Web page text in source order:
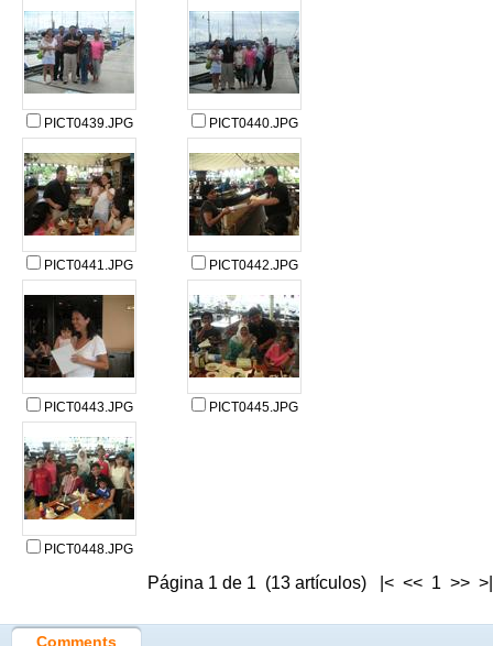
PICT0439.JPG PICT0440.JPG
PICT0441.JPG PICT0442.JPG
PICT0443.JPG PICT0445.JPG
PICT0448.JPG
Página 1 de 1 (13 artículos) |< << 1 >> >|
Comments